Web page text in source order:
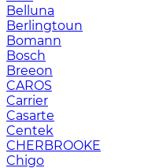
Belluna
Berlingtoun
Bomann
Bosch
Breeon
CAROS
Carrier
Casarte
Centek
CHERBROOKE
Chigo